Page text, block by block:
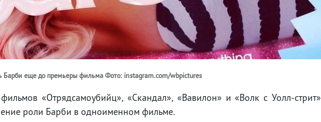
Барби еще до премьеры фильма Фото: instagram.com/wbpictures
фильмов «Отрядсамоубийц», «Скандал», «Вавилон» и «Волк с Уолл-стрит»
роли Барби в одноименном фильме.